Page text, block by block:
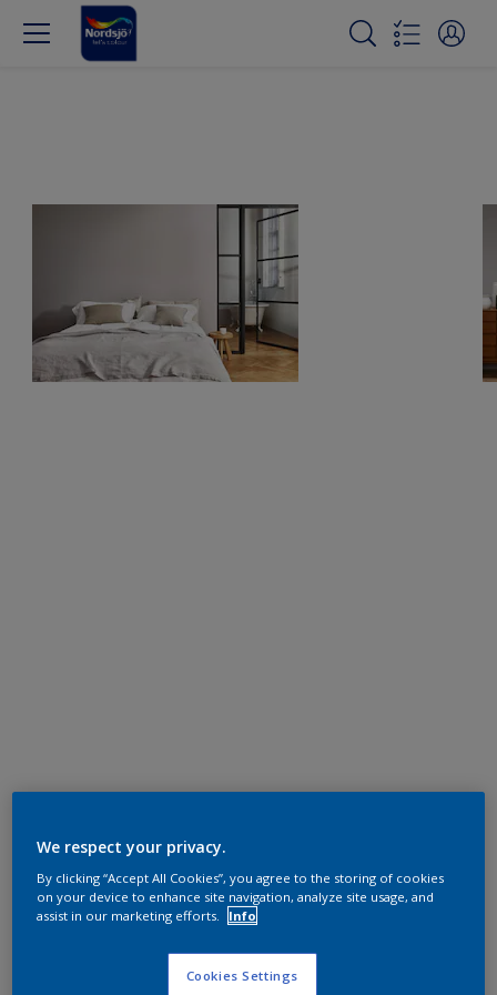
We respect your privacy.
By clicking “Accept All Cookies”, you agree to the storing of cookies
on your device to enhance site navigation, analyze site usage, and
assist in our marketing efforts.
Info
Cookies Settings